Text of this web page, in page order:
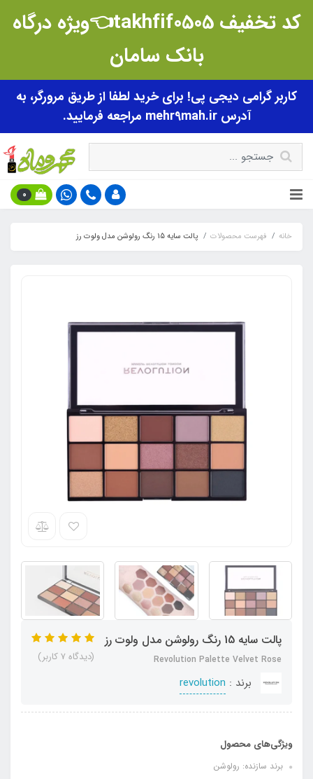
کد تخفیف takhfif0505👈ویژه درگاه
بانک سامان
کاربر گرامی دیجی پی! برای خرید لطفا از طریق مرورگر، به
آدرس mehr9mah.ir مراجعه فرمایید.
0
خانه فهرست محصولات پالت سایه 15 رنگ رولوشن مدل ولوت رز
پالت سایه 15 رنگ رولوشن مدل ولوت رز
Revolution Palette Velvet Rose
برند : revolution
(دیدگاه 7 کاربر)
ویژگی‌های محصول
برند سازنده: رولوشن